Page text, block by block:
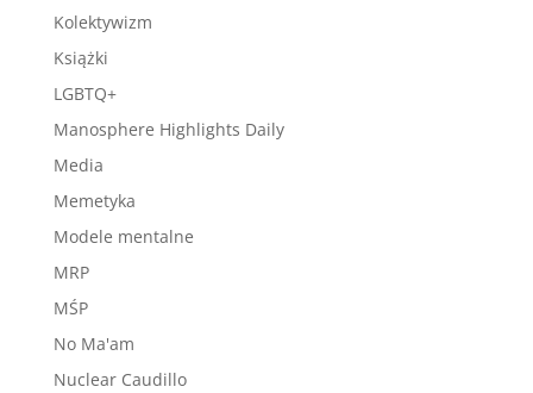
Kolektywizm
Książki
LGBTQ+
Manosphere Highlights Daily
Media
Memetyka
Modele mentalne
MRP
MŚP
No Ma'am
Nuclear Caudillo